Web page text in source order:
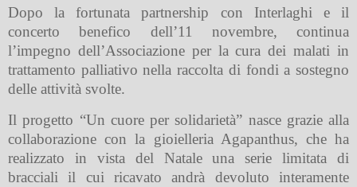
Dopo la fortunata partnership con Interlaghi e il
concerto benefico dell’11 novembre, continua
l’impegno dell’Associazione per la cura dei malati in
trattamento palliativo nella raccolta di fondi a sostegno
delle attività svolte.
Il progetto “Un cuore per solidarietà” nasce grazie alla
collaborazione con la gioielleria Agapanthus, che ha
realizzato in vista del Natale una serie limitata di
bracciali il cui ricavato andrà devoluto interamente